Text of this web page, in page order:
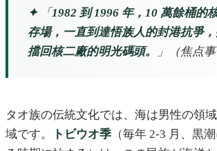
✦「1982 到 1996 年，10 萬餘桶的
存場，一直到達悟族人的封港抗爭
擋回核二廠的明光碼頭。
」（焦点
タオ族の伝統文化では、海は男性の領
域です。
トビウオ季 （毎年 2-3 月、黒